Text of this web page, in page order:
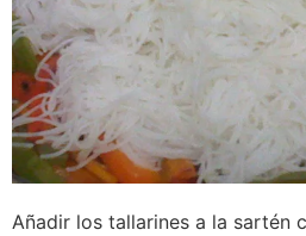
Añadir los tallarines a la sartén